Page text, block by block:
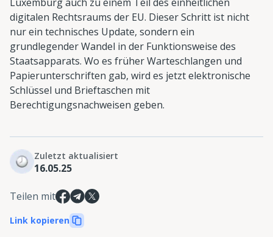
digitalen Rechtsraums der EU. Dieser Schritt ist nicht
nur ein technisches Update, sondern ein
grundlegender Wandel in der Funktionsweise des
Staatsapparats. Wo es früher Warteschlangen und
Papierunterschriften gab, wird es jetzt elektronische
Schlüssel und Brieftaschen mit
Berechtigungsnachweisen geben.
Zuletzt aktualisiert
16.05.25
Teilen mit
Link kopieren